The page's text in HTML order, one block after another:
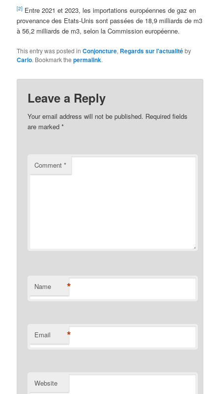
[2] Entre 2021 et 2023, les importations européennes de gaz en
provenance des Etats-Unis sont passées de 18,9 milliards de m3
à 56,2 milliards de m3, selon la Commission européenne.
This entry was posted inConjoncture, Regards sur l'actualitéby
Carlo. Bookmark thepermalink.
Leave a Reply
Your email address will not be published. Required fields
are marked*
Comment*
Name *
Email *
Website